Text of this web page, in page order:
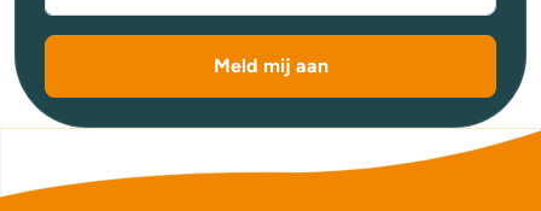
Meld mij aan